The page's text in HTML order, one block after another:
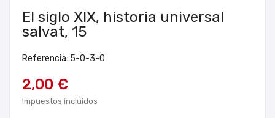
El siglo XIX, historia universal
salvat, 15
Referencia: 5-0-3-0
2,00 €
Impuestos incluidos